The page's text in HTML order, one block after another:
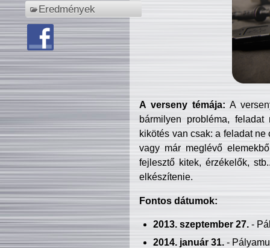
Eredmények
A verseny témája: A
bármilyen probléma, feladat
kikötés van csak: a feladat
vagy már meglévő
fejlesztő kitek, érzékelők,
elkészítenie.
Fontos dátumok:
2013. szeptember 27.-
2014. január 31.-